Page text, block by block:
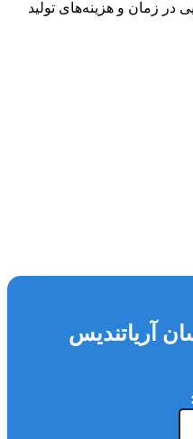
زمان و هزینه‌های تولید
آریاتندیس